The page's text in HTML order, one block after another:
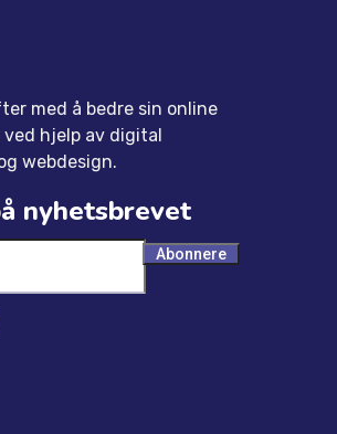
med å bedre sin online
hjelp av digital
webdesign.
nyhetsbrevet
Abonnere